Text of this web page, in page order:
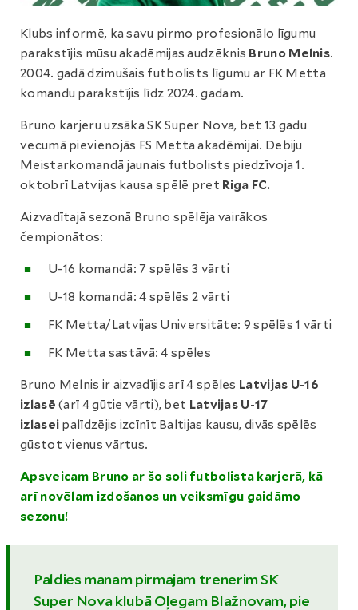
Klubs informē, ka savu pirmo profesionālo līgumu
parakstījis mūsu akadēmijas audzēknis Bruno Melnis.
2004. gadā dzimušais futbolists līgumu ar FK Metta
komandu parakstījis līdz 2024. gadam.
Bruno karjeru uzsāka SK Super Nova, bet 13 gadu
vecumā pievienojās FS Metta akadēmijai. Debiju
Meistarkomandā jaunais futbolists piedzīvoja 1.
oktobrī Latvijas kausa spēlē pret Riga FC.
Aizvadītajā sezonā Bruno spēlēja vairākos
čempionātos:
U-16 komandā: 7 spēlēs 3 vārti
U-18 komandā: 4 spēlēs 2 vārti
FK Metta/Latvijas Universitāte: 9 spēlēs 1 vārti
FK Metta sastāvā: 4 spēles
Bruno Melnis ir aizvadījis arī 4 spēles Latvijas U-16
izlasē(arī 4 gūtie vārti), bet Latvijas U-17
izlasei palīdzējis izcīnīt Baltijas kausu, divās spēlēs
gūstot vienus vārtus.
Apsveicam Bruno ar šo soli futbolista karjerā, kā
arī novēlam izdošanos un veiksmīgu gaidāmo
sezonu!
Paldies manam pirmajam trenerim SK
Super Nova klubā Oļegam Blažnovam, pie